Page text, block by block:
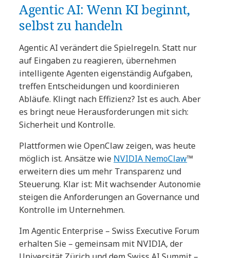
Agentic AI: Wenn KI beginnt,
selbst zu handeln
Agentic AI verändert die Spielregeln. Statt nur
auf Eingaben zu reagieren, übernehmen
intelligente Agenten eigenständig Aufgaben,
treffen Entscheidungen und koordinieren
Abläufe. Klingt nach Effizienz? Ist es auch. Aber
es bringt neue Herausforderungen mit sich:
Sicherheit und Kontrolle.
Plattformen wie OpenClaw zeigen, was heute
möglich ist. Ansätze wie NVIDIA NemoClaw™
erweitern dies um mehr Transparenz und
Steuerung. Klar ist: Mit wachsender Autonomie
steigen die Anforderungen an Governance und
Kontrolle im Unternehmen.
Im Agentic Enterprise – Swiss Executive Forum
erhalten Sie – gemeinsam mit NVIDIA, der